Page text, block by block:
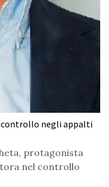
controllo negli appalti
protagonista
nel controllo